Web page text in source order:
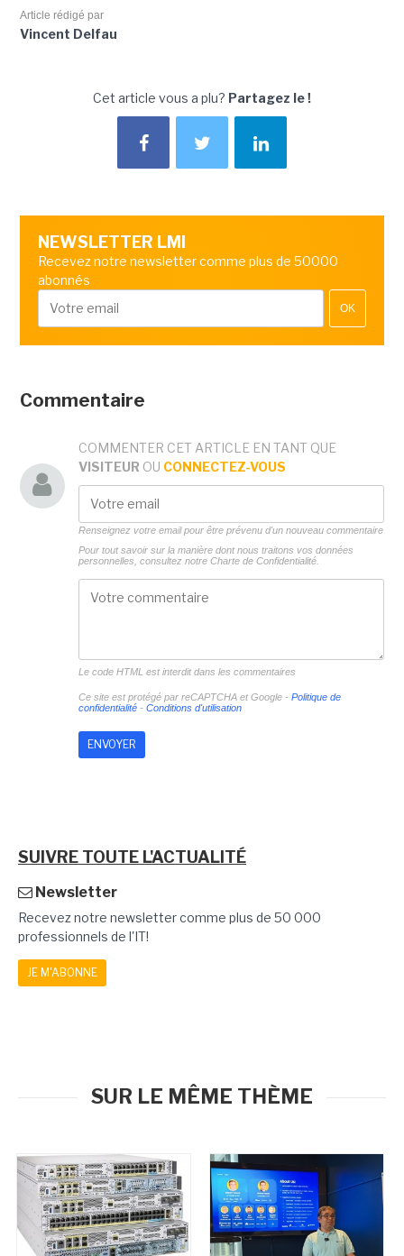
Article rédigé par
Vincent Delfau
Cet article vous a plu? Partagez le !
NEWSLETTER LMI
Recevez notre newsletter comme plus de 50000
abonnés
OK
Commentaire
COMMENTER CET ARTICLE EN TANT QUE
VISITEUR OU CONNECTEZ-VOUS
Renseignez votre email pour être prévenu d'un nouveau commentaire
Pour tout savoir sur la manière dont nous traitons vos données
personnelles, consultez notre Charte de Confidentialité.
Le code HTML est interdit dans les commentaires
Ce site est protégé par reCAPTCHA et Google - Politique de
confidentialité- Conditions d'utilisation
SUIVRE TOUTE L'ACTUALITÉ
Newsletter
Recevez notre newsletter comme plus de 50 000
professionnels de l'IT!
JE M'ABONNE
SUR LE MÊME THÈME